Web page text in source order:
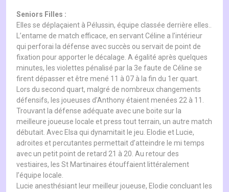
Seniors Filles :
Elles se déplaçaient à Pélussin, équipe classée derrière elles..
L’entame de match efficace, en servant Céline a l’intérieur
qui perforai la défense avec succès ou servait de point de
fixation pour apporter le décalage. A égalité après quelques
minutes, les violettes pénalisé par la 3e faute de Céline se
firent dépasser et être mené 11 à 07 à la fin du 1er quart.
Lors du second quart, malgré de nombreux changements
défensifs, les joueuses d’Anthony étaient menées 22 à 11.
Trouvant la défense adéquate avec une boite sur la
meilleure joueuse locale et press tout terrain, un autre match
débutait. Avec Elsa qui dynamitait le jeu. Elodie et Lucie,
adroites et percutantes permettait d’atteindre le mi temps
avec un petit point de retard 21 à 20. Au retour des
vestiaires, les St Martinaires étouffaient littéralement
l’équipe locale.
Lucie anesthésiant leur meilleur joueuse, Elodie concluant les